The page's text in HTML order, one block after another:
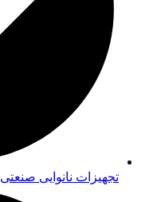
تجهیزات نانوایی صنعتی